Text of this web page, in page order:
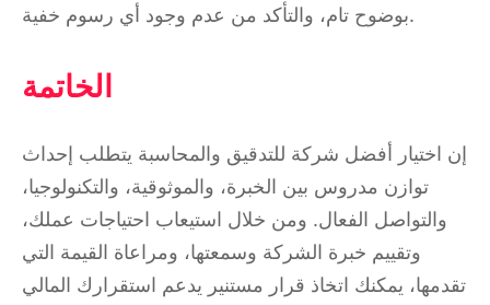
بوضوح تام، والتأكد من عدم وجود أي رسوم خفية.
الخاتمة
إن اختيار أفضل شركة للتدقيق والمحاسبة يتطلب إحداث
توازن مدروس بين الخبرة، والموثوقية، والتكنولوجيا،
والتواصل الفعال. ومن خلال استيعاب احتياجات عملك،
وتقييم خبرة الشركة وسمعتها، ومراعاة القيمة التي
تقدمها، يمكنك اتخاذ قرار مستنير يدعم استقرارك المالي